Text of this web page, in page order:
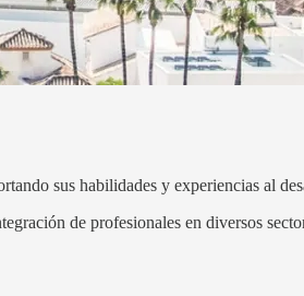
sus habilidades y experiencias al
de profesionales en diversos